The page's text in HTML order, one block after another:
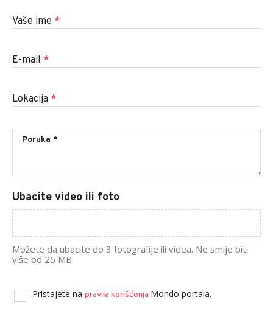
Vaše ime *
E-mail *
Lokacija *
Ubacite video ili foto
Možete da ubacite do 3 fotografije ili videa. Ne smije biti
više od 25 MB.
Pristajete na pravila korišćenja Mondo portala.